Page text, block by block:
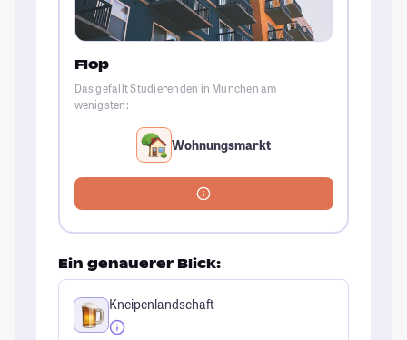
Flop
Das gefällt Studierenden in München am
wenigsten:
Wohnungsmarkt
Ein genauerer Blick:
Kneipenlandschaft